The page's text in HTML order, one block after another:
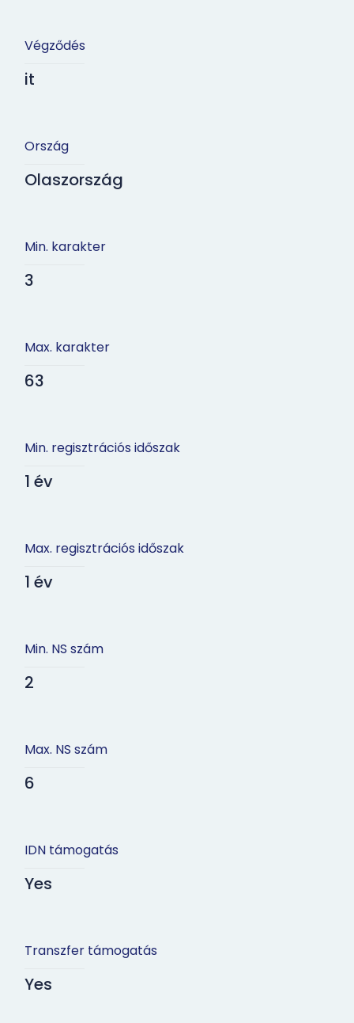
Végződés
it
Ország
Olaszország
Min. karakter
3
Max. karakter
63
Min. regisztrációs időszak
1 év
Max. regisztrációs időszak
1 év
Min. NS szám
2
Max. NS szám
6
IDN támogatás
Yes
Transzfer támogatás
Yes